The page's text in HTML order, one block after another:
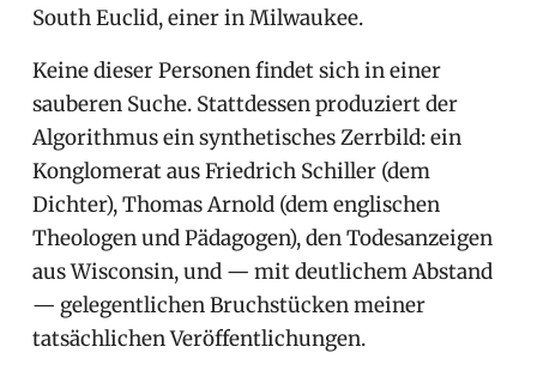
South Euclid, einer in Milwaukee.
Keine dieser Personen findet sich in einer
sauberen Suche. Stattdessen produziert der
Algorithmus ein synthetisches Zerrbild: ein
Konglomerat aus Friedrich Schiller (dem
Dichter), Thomas Arnold (dem englischen
Theologen und Pädagogen), den Todesanzeigen
aus Wisconsin, und — mit deutlichem Abstand
— gelegentlichen Bruchstücken meiner
tatsächlichen Veröffentlichungen.